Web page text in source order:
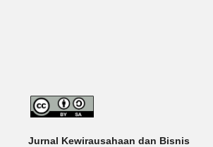
Jurnal Kewirausahaan dan Bisnis